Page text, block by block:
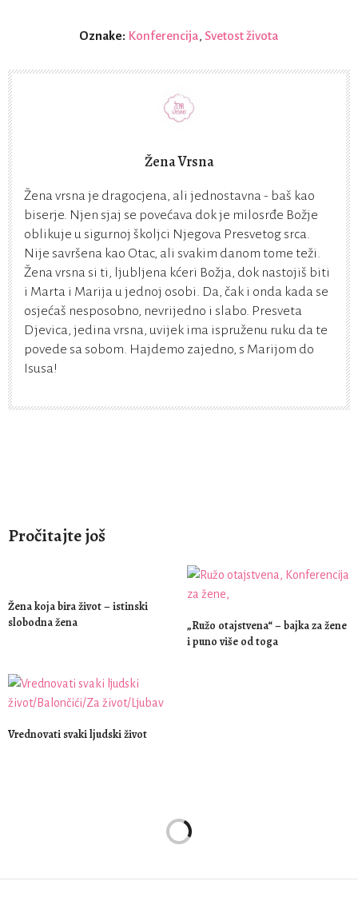
Oznake: Konferencija, Svetost života
Žena Vrsna
Žena vrsna je dragocjena, ali jednostavna - baš kao
biserje. Njen sjaj se povećava dok je milosrđe Božje
oblikuje u sigurnoj školjci Njegova Presvetog srca.
Nije savršena kao Otac, ali svakim danom tome teži.
Žena vrsna si ti, ljubljena kćeri Božja, dok nastojiš biti
i Marta i Marija u jednoj osobi. Da, čak i onda kada se
osjećaš nesposobno, nevrijedno i slabo. Presveta
Djevica, jedina vrsna, uvijek ima ispruženu ruku da te
povede sa sobom. Hajdemo zajedno, s Marijom do
Isusa!
Pročitajte još
Žena koja bira život – istinski
slobodna žena
„Ružo otajstvena“ – bajka za žene
i puno više od toga
Vrednovati svaki ljudski život